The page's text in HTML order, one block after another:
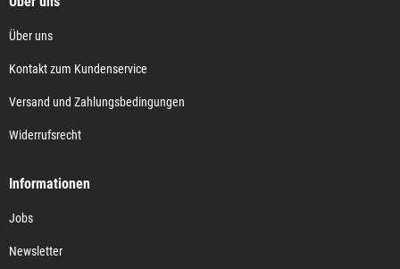
Über uns
Kontakt zum Kundenservice
Versand und Zahlungsbedingungen
Widerrufsrecht
Informationen
Jobs
Newsletter